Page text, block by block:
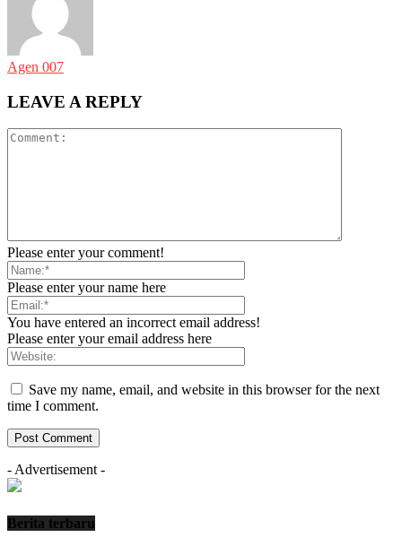
Agen 007
LEAVE A REPLY
Please enter your comment!
Please enter your name here
You have entered an incorrect email address!
Please enter your email address here
Save my name, email, and website in this browser for the next
time I comment.
- Advertisement -
Berita terbaru